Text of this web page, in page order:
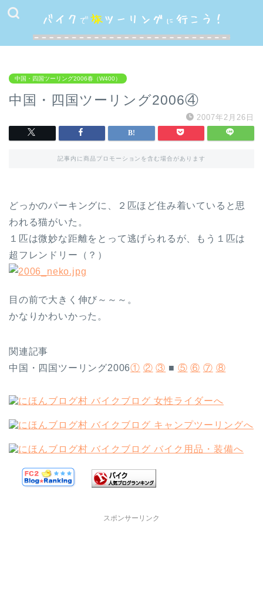
中国・四国ツーリング2006春（W400）
中国・四国ツーリング2006④
2007年2月26日
記事内に商品プロモーションを含む場合があります
どっかのパーキングに、２匹ほど住み着いていると思
われる猫がいた。
１匹は微妙な距離をとって逃げられるが、もう１匹は
超フレンドリー（？）
目の前で大きく伸び～～～。
かなりかわいかった。
関連記事
中国・四国ツーリング2006① ② ③ ■ ⑤ ⑥ ⑦ ⑧
スポンサーリンク